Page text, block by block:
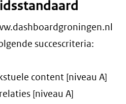
succescriteria:
content [niveau A]
[niveau A]